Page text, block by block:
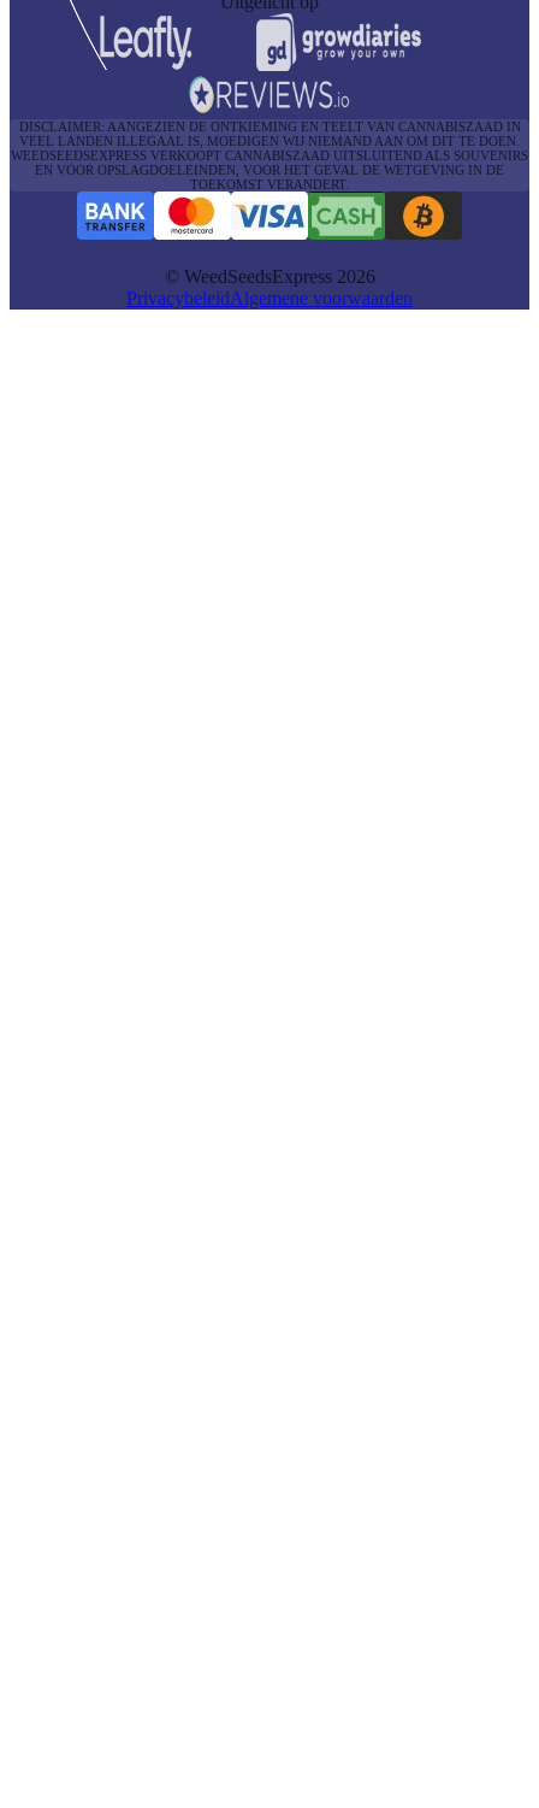
DISCLAIMER: AANGEZIEN DE ONTKIEMING EN TEELT VAN CANNABISZAAD IN
VEEL LANDEN ILLEGAAL IS, MOEDIGEN WIJ NIEMAND AAN OM DIT TE DOEN.
WEEDSEEDSEXPRESS VERKOOPT CANNABISZAAD UITSLUITEND ALS SOUVENIRS
EN VOOR OPSLAGDOELEINDEN, VOOR HET GEVAL DE WETGEVING IN DE
TOEKOMST VERANDERT.
© WeedSeedsExpress 2026
PrivacybeleidAlgemene voorwaarden